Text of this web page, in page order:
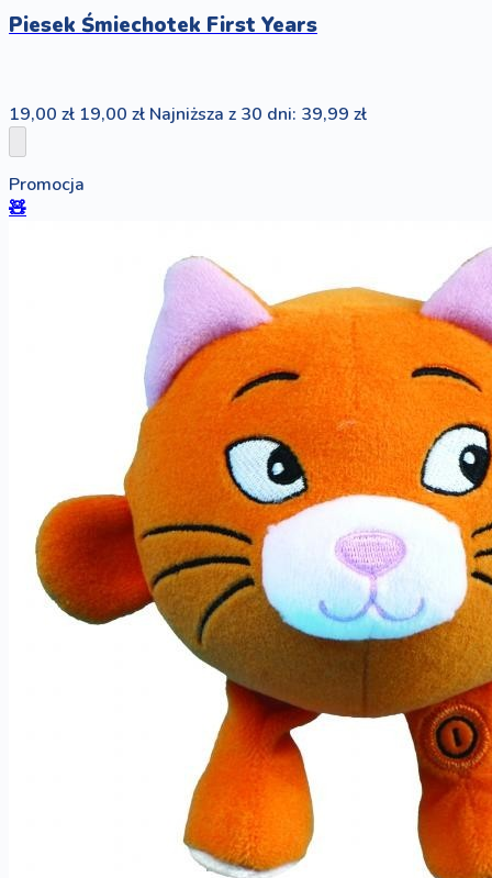
Piesek Śmiechotek First Years
19,00 zł 19,00 zł Najniższa z 30 dni: 39,99 zł
Promocja
🧸